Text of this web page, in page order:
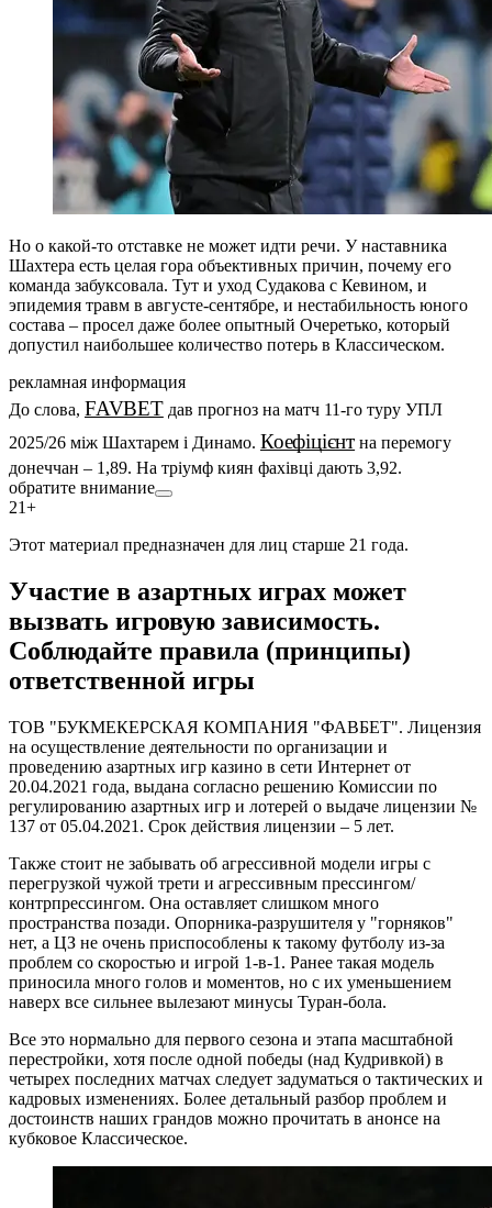
Но о какой-то отставке не может идти речи. У наставника
Шахтера есть целая гора объективных причин, почему его
команда забуксовала. Тут и уход Судакова с Кевином, и
эпидемия травм в августе-сентябре, и нестабильность юного
состава – просел даже более опытный Очеретько, который
допустил наибольшее количество потерь в Классическом.
рекламная информация
До слова, FAVBETдав прогноз на матч 11-го туру УПЛ
2025/26 між Шахтарем і Динамо. Коефіцієнт на перемогу
донеччан – 1,89. На тріумф киян фахівці дають 3,92.
обратите внимание
21+
Этот материал предназначен для лиц старше 21 года.
Участие в азартных играх может
вызвать игровую зависимость.
Соблюдайте правила (принципы)
ответственной игры
ТОВ "БУКМЕКЕРСКАЯ КОМПАНИЯ "ФАВБЕТ". Лицензия
на осуществление деятельности по организации и
проведению азартных игр казино в сети Интернет от
20.04.2021 года, выдана согласно решению Комиссии по
регулированию азартных игр и лотерей о выдаче лицензии №
137 от 05.04.2021. Срок действия лицензии – 5 лет.
Также стоит не забывать об агрессивной модели игры с
перегрузкой чужой трети и агрессивным прессингом/
контрпрессингом. Она оставляет слишком много
пространства позади. Опорника-разрушителя у "горняков"
нет, а ЦЗ не очень приспособлены к такому футболу из-за
проблем со скоростью и игрой 1-в-1. Ранее такая модель
приносила много голов и моментов, но с их уменьшением
наверх все сильнее вылезают минусы Туран-бола.
Все это нормально для первого сезона и этапа масштабной
перестройки, хотя после одной победы (над Кудривкой) в
четырех последних матчах следует задуматься о тактических и
кадровых изменениях. Более детальный разбор проблем и
достоинств наших грандов можно прочитать в анонсе на
кубковое Классическое.